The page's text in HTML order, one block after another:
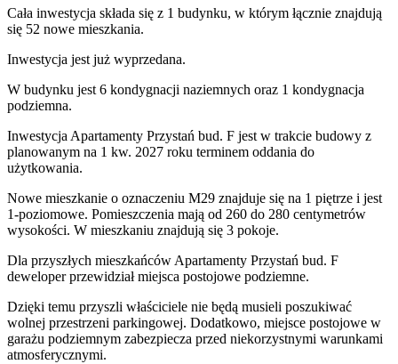
Cała inwestycja składa się z 1 budynku, w którym łącznie znajdują
się 52 nowe mieszkania.
Inwestycja jest już wyprzedana.
W budynku jest 6 kondygnacji naziemnych oraz 1 kondygnacja
podziemna.
Inwestycja Apartamenty Przystań bud. F jest w trakcie budowy z
planowanym na 1 kw. 2027 roku terminem oddania do
użytkowania.
Nowe mieszkanie o oznaczeniu M29 znajduje się na 1 piętrze i jest
1-poziomowe. Pomieszczenia mają od 260 do 280 centymetrów
wysokości. W mieszkaniu znajdują się 3 pokoje.
Dla przyszłych mieszkańców Apartamenty Przystań bud. F
deweloper przewidziałmiejsca postojowe podziemne.
Dzięki temu przyszli właściciele nie będą musieli poszukiwać
wolnej przestrzeni parkingowej. Dodatkowo, miejsce postojowe w
garażu podziemnym zabezpiecza przed niekorzystnymi warunkami
atmosferycznymi.